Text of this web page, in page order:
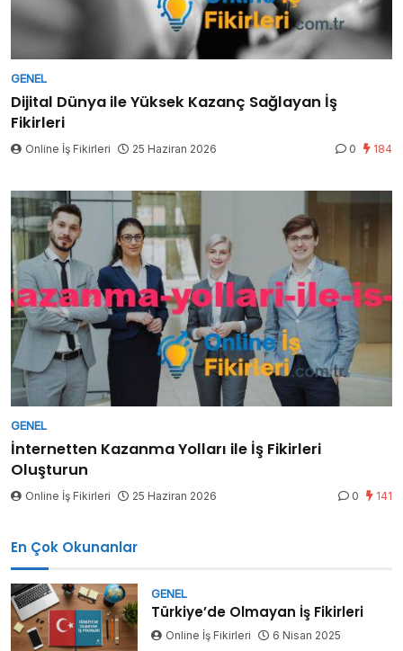
GENEL
Dijital Dünya ile Yüksek Kazanç Sağlayan İş
Fikirleri
Online İş Fikirleri 25 Haziran 2026 0 184
GENEL
İnternetten Kazanma Yolları ile İş Fikirleri
Oluşturun
Online İş Fikirleri 25 Haziran 2026 0 141
En Çok Okunanlar
GENEL
Türkiye’de Olmayan İş Fikirleri
Online İş Fikirleri 6 Nisan 2025